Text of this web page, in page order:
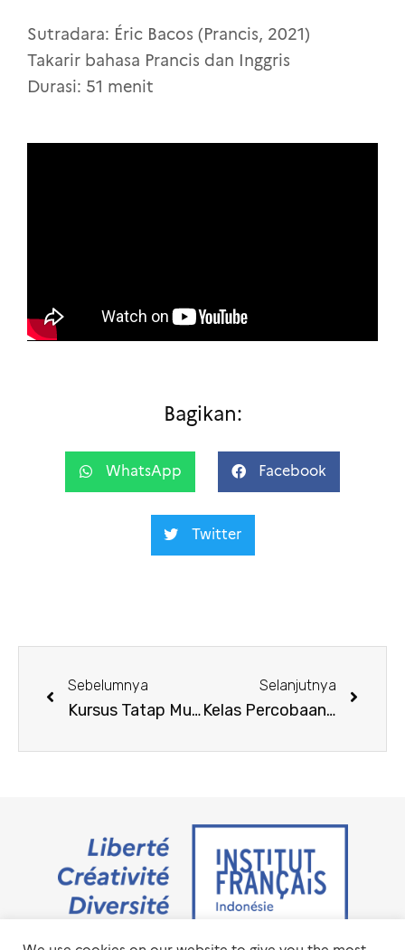
Sutradara: Éric Bacos (Prancis, 2021)
Takarir bahasa Prancis dan Inggris
Durasi: 51 menit
Bagikan:
WhatsApp Facebook
Twitter
Sebelumnya
Kursus Tatap Muka IFI Jakarta – Sesi Juni 2023
Selanjutnya
Kelas Percobaan Bahasa Prancis Gratis